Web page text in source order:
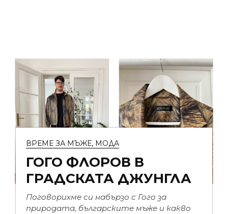
ВРЕМЕ ЗА МЪЖЕ, МОДА
ГОГО ФЛОРОВ В
ГРАДСКАТА ДЖУНГЛА
Поговорихме си набързо с Гого за
природата, българските мъже и какво